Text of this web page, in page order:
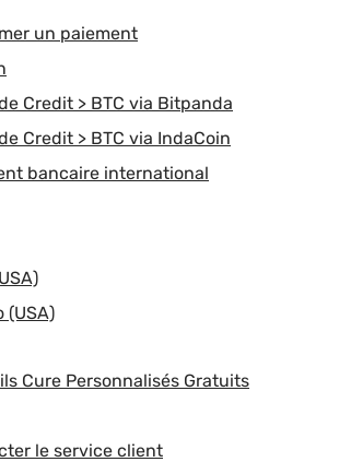
un paiement
Credit > BTC via Bitpanda
Credit > BTC via IndaCoin
bancaire international
(USA)
Cure Personnalisés Gratuits
le service client